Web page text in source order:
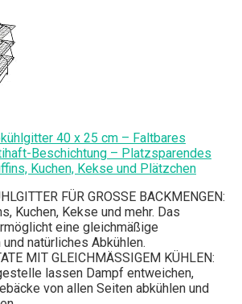
40 x 25 cm – Faltbares
Beschichtung – Platzsparendes
Kuchen, Kekse und Plätzchen
FÜR GROSSE BACKMENGEN:
Kuchen, Kekse und mehr. Das
eine gleichmäßige
natürliches Abkühlen.
MIT GLEICHMÄSSIGEM KÜHLEN:
lassen Dampf entweichen,
von allen Seiten abkühlen und